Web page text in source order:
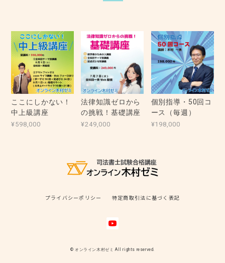
ここにしかない！
中上級講座
¥598,000
法律知識ゼロから
の挑戦！基礎講座
¥249,000
個別指導・50回コ
ース（毎週）
¥198,000
プライバシーポリシー 特定商取引法に基づく表記
© オンライン木村ゼミ All rights reserved.